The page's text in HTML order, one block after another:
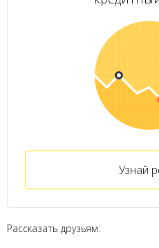
Узнай
Рассказать друзьям: